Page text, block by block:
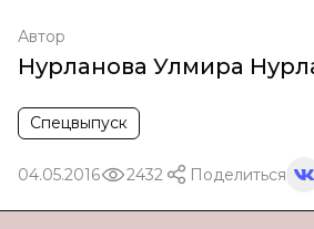
Автор
Нурланова Улмира
Спецвыпуск
04.05.2016 2432 Поделиться